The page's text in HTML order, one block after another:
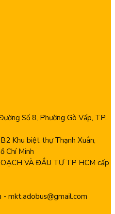
Số 8, Phường Gò Vấp, TP.
Khu biệt thự Thạnh Xuân,
Chí Minh
VÀ ĐẦU TƯ TP HCM cấp
- mkt.adobus@gmail.com